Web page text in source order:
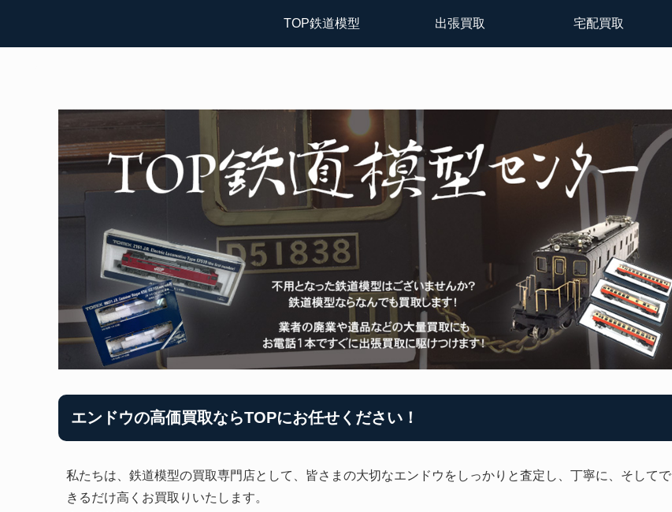
TOP鉄道模型 出張買取 宅配買取
エンドウの高価買取ならTOPにお任せください！
私たちは、鉄道模型の買取専門店として、皆さまの大切なエンドウをしっかりと査定し、丁寧に、そしてで
きるだけ高くお買取りいたします。